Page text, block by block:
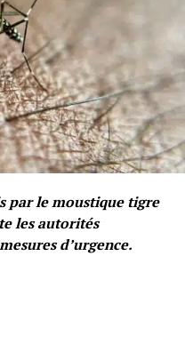
par le moustique tigre
les autorités
d’urgence.